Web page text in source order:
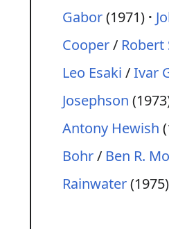
Gabor(1971)
Cooper/
Leo Esaki /Ivar
Josephson
Antony Hewish
Bohr/ Ben R.
Rainwater(1975)